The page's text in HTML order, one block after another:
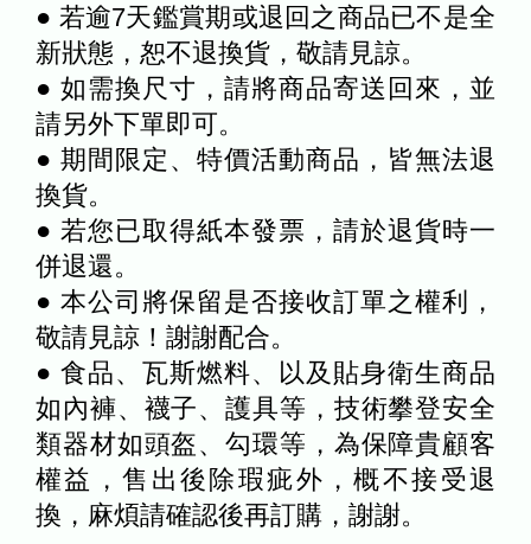
● 若逾7天鑑賞期或退回之商品已不是全
新狀態，恕不退換貨，敬請見諒。
● 如需換尺寸，請將商品寄送回來，並
請另外下單即可。
● 期間限定、特價活動商品，皆無法退
換貨。
● 若您已取得紙本發票，請於退貨時一
併退還。
● 本公司將保留是否接收訂單之權利，
敬請見諒！謝謝配合。
● 食品、瓦斯燃料、以及貼身衛生商品
如內褲、襪子、護具等，技術攀登安全
類器材如頭盔、勾環等，為保障貴顧客
權益，售出後除瑕疵外，概不接受退
換，麻煩請確認後再訂購，謝謝。